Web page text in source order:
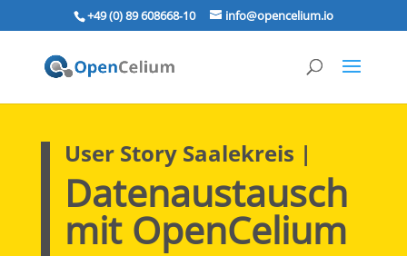
+49 (0) 89 608668‑10 info@opencelium.io
User Story Saalekreis |
Datenaustausch
mit OpenCelium